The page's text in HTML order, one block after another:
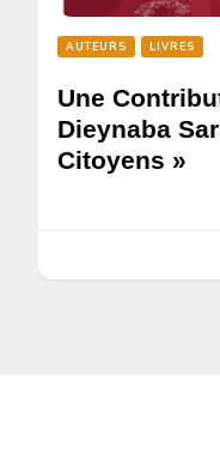
AUTEURS LIVRES
Une
Dieynaba
Citoyens »